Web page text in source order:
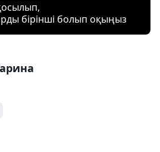
бірінші болып оқыңыз